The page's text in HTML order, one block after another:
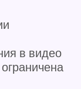
в видео